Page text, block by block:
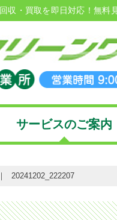
収・買取を即日対応！無料
サービスのご案内
20241202_222207